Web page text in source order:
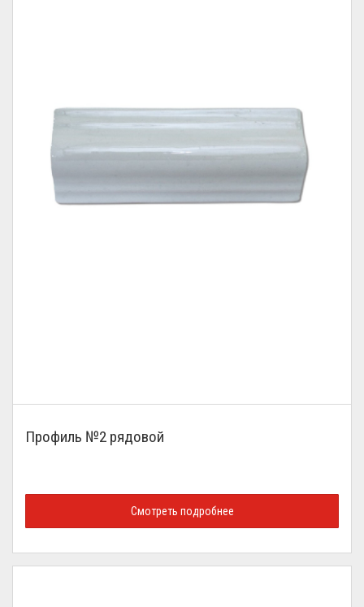
Профиль №2 рядовой
Смотреть подробнее